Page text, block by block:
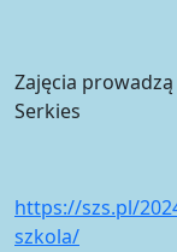
Zajęcia
Serkies
https://szs.pl/
szkola/